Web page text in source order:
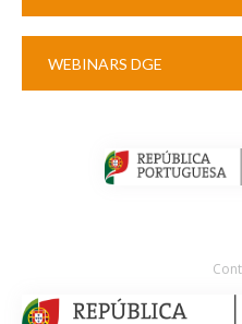
WEBINARS DGE